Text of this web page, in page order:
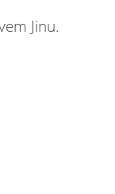
Jinu.